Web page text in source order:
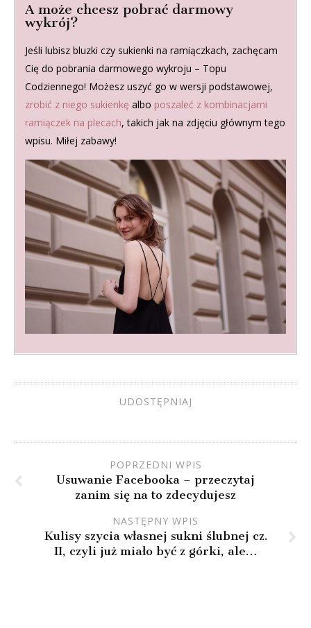
A może chcesz pobrać darmowy
wykrój?
Jeśli lubisz bluzki czy sukienki na ramiączkach, zachęcam
Cię do pobrania darmowego wykroju – Topu
Codziennego! Możesz uszyć go w wersji podstawowej,
zrobić z niego sukienkę albo poszaleć z kombinacjami
ramiączek na plecach, takich jak na zdjęciu głównym tego
wpisu. Miłej zabawy!
UDOSTĘPNIAJ
POPRZEDNI WPIS
Usuwanie Facebooka – przeczytaj
zanim się na to zdecydujesz
NASTĘPNY WPIS
Kulisy szycia własnej sukni ślubnej cz.
II, czyli już miało być z górki, ale…